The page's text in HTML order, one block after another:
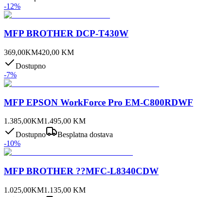
-12%
MFP BROTHER DCP-T430W
369,00KM420,00 KM
Dostupno
-7%
MFP EPSON WorkForce Pro EM-C800RDWF
1.385,00KM1.495,00 KM
Dostupno
Besplatna dostava
-10%
MFP BROTHER ??MFC-L8340CDW
1.025,00KM1.135,00 KM